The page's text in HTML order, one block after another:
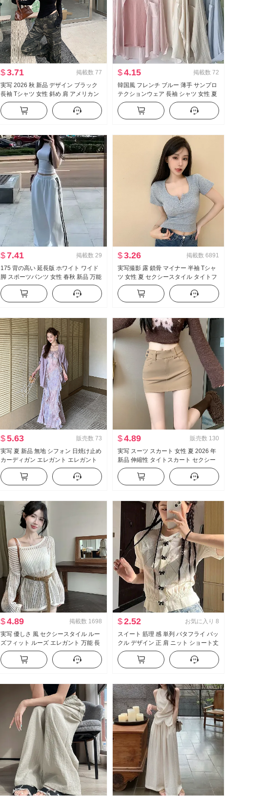
$3.71 掲載数 77
実写 2026 秋 新品 デザイン ブラック
長袖 Tシャツ 女性 斜め 肩 アメリカン
スタイル セクシースタイル オフショ
ルダー オフショルダー トップス
$4.15 掲載数 72
韓国風 フレンチ ブルー 薄手 サンプロ
テクションウェア 長袖 シャツ 女性 夏
服 ルーズフィット カジュアル ルーズ
長袖 シングル シャツ
$7.41 掲載数 29
175 背の高い 延長版 ホワイト ワイド
脚 スポーツパンツ 女性 春秋 新品 万能
ストライプ カジュアル フロアレング
ス ズボン
$3.26 掲載数 6891
実写撮影 露 鎖骨 マイナー 半袖 Tシャ
ツ 女性 夏 セクシースタイル タイトフ
ィット 新品 ボタン デザイン 感 ショー
ト丈 トップス
$5.63 販売数 73
実写 夏 新品 無地 シフォン 日焼け止め
カーディガン エレガント エレガント
シフォン フラワープリント ワンピー
ス女 ツーピースセット
$4.89 販売数 130
実写 スーツ スカート 女性 夏 2026 年
新品 伸縮性 タイトスカート セクシー
セクシースタイル ハイウエスト A字
ミニスカート
$4.89 掲載数 1698
実写 優しさ 風 セクシースタイル ルー
ズフィット ルーズ エレガント 万能 長
袖 レース ニット ブラウス キャミソー
ル
$2.52 お気に入り 8
スイート 筋理 感 単列 バタフライ バッ
クル デザイン 正 肩 ニット ショート丈
半袖 万能 スリムフィット トップス
circle